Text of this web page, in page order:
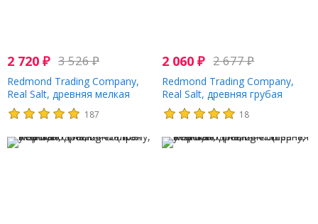
2 720 ₽ 3 526₽
Redmond Trading Company,
Real Salt, древняя мелкая
морская соль, 737 г (26 унций)
187
2 060₽ 2 677₽
Redmond Trading Company,
Real Salt, древняя грубая
морская соль, соль для
измельчения, 454 г (16 унций)
18